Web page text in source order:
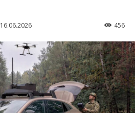
16.06.2026 456